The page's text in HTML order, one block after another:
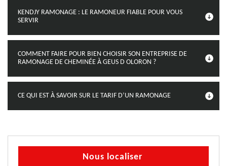
KENDJY RAMONAGE : LE RAMONEUR FIABLE POUR VOUS
SERVIR
COMMENT FAIRE POUR BIEN CHOISIR SON ENTREPRISE DE
RAMONAGE DE CHEMINÉE À GEUS D OLORON ?
CE QUI EST À SAVOIR SUR LE TARIF D’UN RAMONAGE
Nous localiser